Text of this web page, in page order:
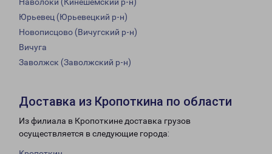
Наволоки (Кинешемский р-н)
Юрьевец (Юрьевецкий р-н)
Новописцово (Вичугский р-н)
Вичуга
Заволжск (Заволжский р-н)
Доставка из Кропоткина по области
Из филиала в Кропоткине доставка грузов
осуществляется в следующие города: